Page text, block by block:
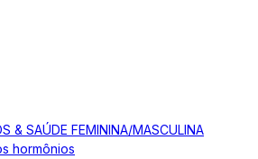
& SAÚDE FEMININA/MASCULINA
hormônios